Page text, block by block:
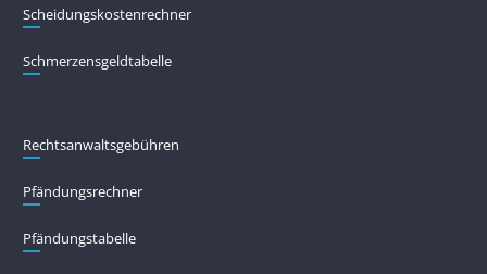
Scheidungskostenrechner
Schmerzensgeldtabelle
Rechtsanwaltsgebühren
Pfändungs­rechner
Pfändungs­tabelle